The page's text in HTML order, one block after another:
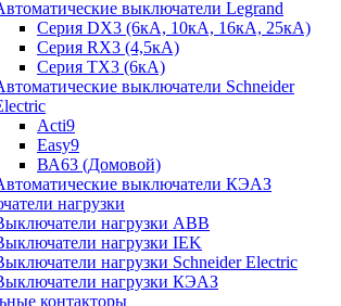
выключатели Legrand
Серия DX3 (6кА, 10кА, 16кА, 25кА)
Серия RX3 (4,5кА)
Серия TX3 (6кА)
выключатели Schneider
Acti9
Easy9
ВА63 (Домовой)
выключатели КЭАЗ
нагрузки
нагрузки ABB
нагрузки IEK
нагрузки Schneider Electric
нагрузки КЭАЗ
контакторы